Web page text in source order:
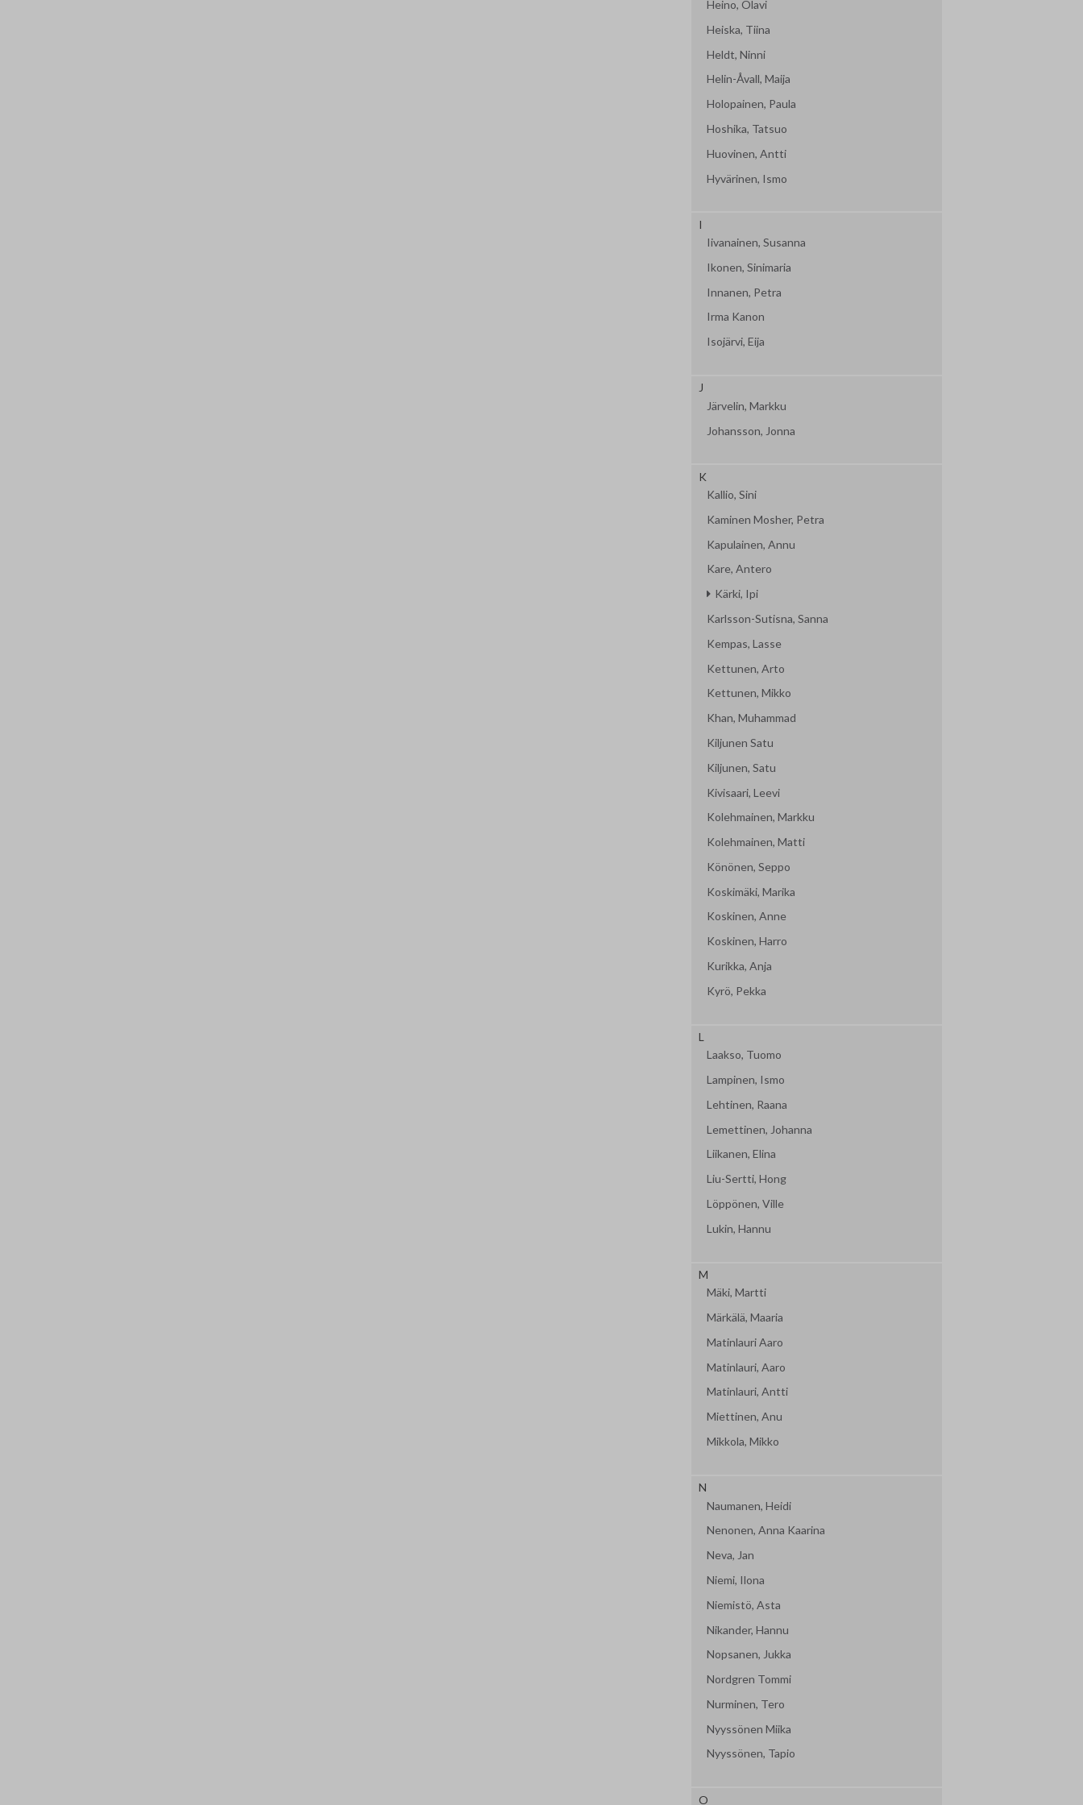
Heino, Olavi
Heiska, Tiina
Heldt, Ninni
Helin-Åvall, Maija
Holopainen, Paula
Hoshika, Tatsuo
Huovinen, Antti
Hyvärinen, Ismo
I
Iivanainen, Susanna
Ikonen, Sinimaria
Innanen, Petra
Irma Kanon
Isojärvi, Eija
J
Järvelin, Markku
Johansson, Jonna
K
Kallio, Sini
Kaminen Mosher, Petra
Kapulainen, Annu
Kare, Antero
Kärki, Ipi
Karlsson-Sutisna, Sanna
Kempas, Lasse
Kettunen, Arto
Kettunen, Mikko
Khan, Muhammad
Kiljunen Satu
Kiljunen, Satu
Kivisaari, Leevi
Kolehmainen, Markku
Kolehmainen, Matti
Könönen, Seppo
Koskimäki, Marika
Koskinen, Anne
Koskinen, Harro
Kurikka, Anja
Kyrö, Pekka
L
Laakso, Tuomo
Lampinen, Ismo
Lehtinen, Raana
Lemettinen, Johanna
Liikanen, Elina
Liu-Sertti, Hong
Löppönen, Ville
Lukin, Hannu
M
Mäki, Martti
Märkälä, Maaria
Matinlauri Aaro
Matinlauri, Aaro
Matinlauri, Antti
Miettinen, Anu
Mikkola, Mikko
N
Naumanen, Heidi
Nenonen, Anna Kaarina
Neva, Jan
Niemi, Ilona
Niemistö, Asta
Nikander, Hannu
Nopsanen, Jukka
Nordgren Tommi
Nurminen, Tero
Nyyssönen Miika
Nyyssönen, Tapio
O